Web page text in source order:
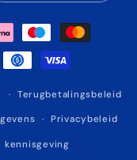
Terugbetalingsbeleid
Privacybeleid
kennisgeving